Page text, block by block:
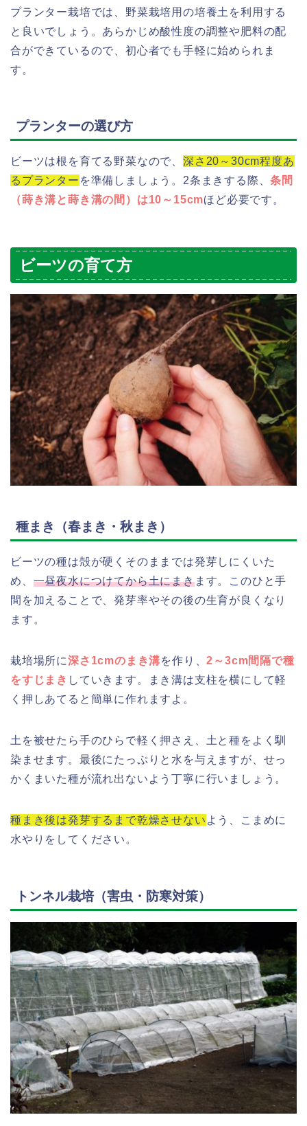
プランター栽培では、野菜栽培用の培養土を利用する
と良いでしょう。あらかじめ酸性度の調整や肥料の配
合ができているので、初心者でも手軽に始められま
す。
プランターの選び方
ビーツは根を育てる野菜なので、深さ20～30cm程度あ
るプランター を準備しましょう。2条まきする際、条間
（蒔き溝と蒔き溝の間）は10～15cmほど必要です。
ビーツの育て方
種まき（春まき・秋まき）
ビーツの種は殻が硬くそのままでは発芽しにくいた
め、 一昼夜水につけてから土にまきます。このひと手
間を加えることで、発芽率やその後の生育が良くなり
ます。
栽培場所に深さ1cmのまき溝を作り、2～3cm間隔で種
をすじまき していきます。まき溝は支柱を横にして軽
く押しあてると簡単に作れますよ。
土を被せたら手のひらで軽く押さえ、土と種をよく馴
染ませます。最後にたっぷりと水を与えますが、せっ
かくまいた種が流れ出ないよう丁寧に行いましょう。
種まき後は発芽するまで乾燥させない よう、こまめに
水やりをしてください。
トンネル栽培（害虫・防寒対策）